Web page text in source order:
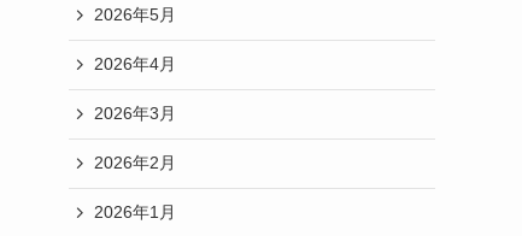
2026年5月
2026年4月
2026年3月
2026年2月
2026年1月